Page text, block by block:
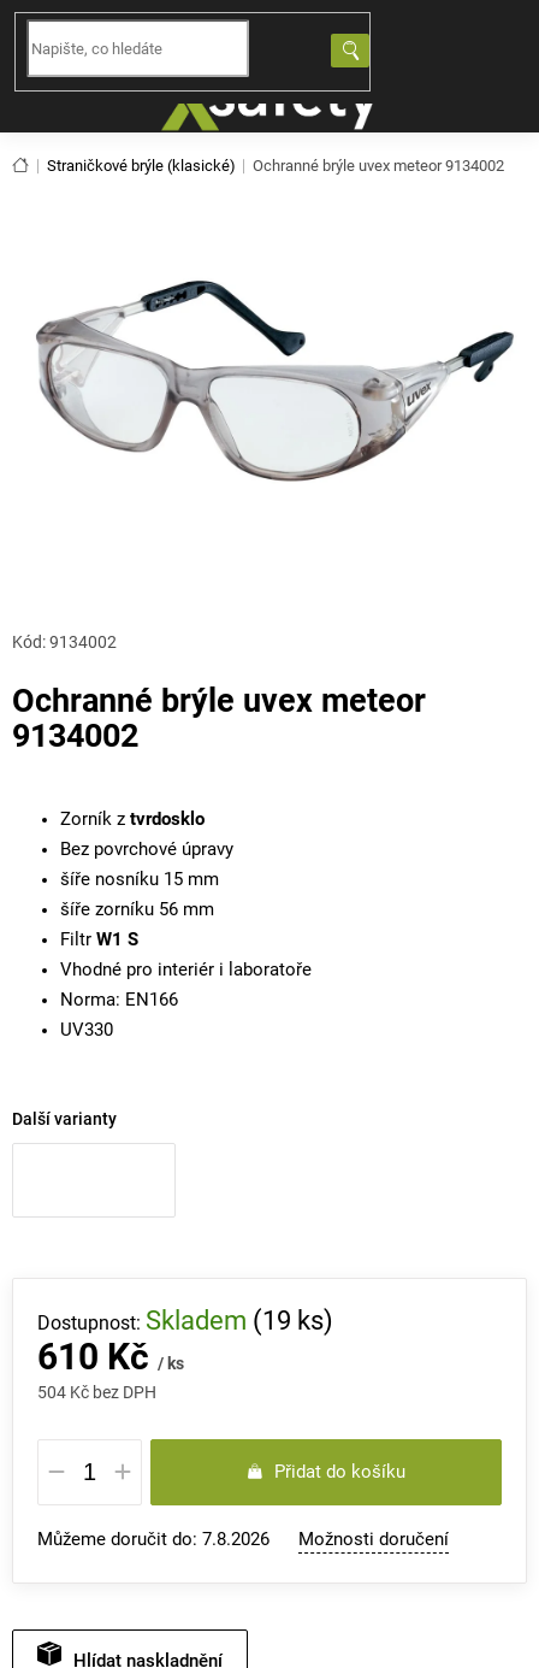
Přejít
obsah
Domů
Straničkové brýle (klasické) Ochranné brýle uvex meteor 9134002
Ochranné brýle uvex meteor
9134002
Kód:9134002
Zorník z tvrdosklo
Bez povrchové úpravy
šíře nosníku 15 mm
šíře zorníku 56 mm
Filtr W1 S
Vhodné pro interiér i laboratoře
Norma: EN166
UV330
Další varianty
610 Kč / ks
504 Kč bez DPH
Měrná
cena:
Skladem (19 ks)
Přidat do košíku
Můžeme doručit do: 7.8.2026 Možnosti doručení
Hlídat